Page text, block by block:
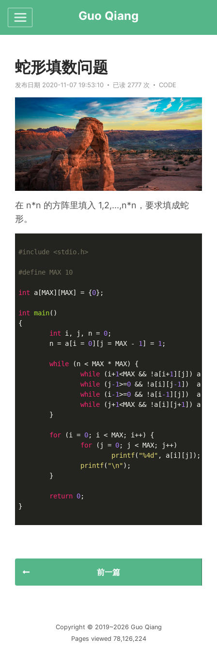
Guo Qiang
蛇形填数问题
发布日期 2020-11-07 19:53:10 已读 2777 次 CODE
在 n*n 的方阵里填入 1,2,...,n*n，要求填成蛇
形。
#include <stdio.h>
#define MAX 10
int a[MAX][MAX] = {0};
int main()
{
int i, j, n = 0;
	n = a[i =
0][j = MAX - 1 ] = 1 ;
while (n < MAX * MAX) {
while (i+1<MAX && !a[i+1 ][j])
while (j -1>=0 && !a[i][j -1 ])
while (i -1>=0 && !a[i -1 ][j])  a[--
while (j+1<MAX && !a[i][j+1 ])
for (i = 0; i < MAX; i++) {
for (j = 0; j < MAX; j++)
printf( "%4d" , a[i][j]);
printf( "\n");
return 0;
}
前一篇
Copyright © 2019~2026 Guo Qiang
Pages viewed 78,126,224